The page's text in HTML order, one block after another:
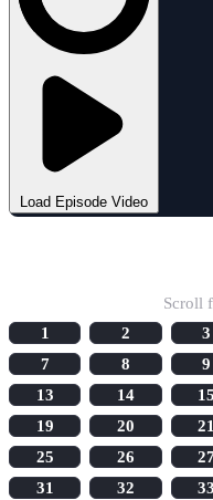
Load Episode Video
Scroll
1
2 3
7
8 9
13
14 15
19
20 21
25
26 27
31
32 33